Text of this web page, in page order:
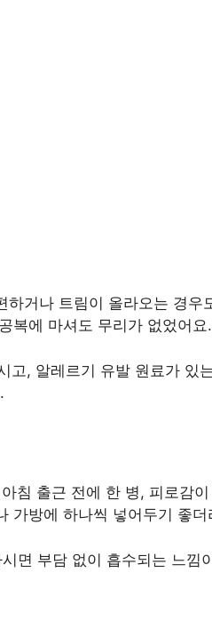
거나 트림이 올라오는 경우
복에 마셔도 무리가 없었어요.
고, 알레르기 유발 원료가 있
침 출근 전에 한 병, 피로감
가방에 하나씩 넣어두기 좋더
면 부담 없이 흡수되는 느낌